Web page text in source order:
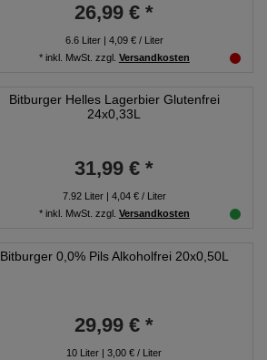
26,99 € *
6.6Liter| 4,09 € / Liter
* inkl. MwSt. zzgl. Versandkosten
Bitburger Helles Lagerbier Glutenfrei
24x0,33L
31,99 € *
7.92Liter| 4,04 € / Liter
* inkl. MwSt. zzgl. Versandkosten
Bitburger 0,0% Pils Alkoholfrei 20x0,50L
29,99 € *
10 Liter | 3,00 € / Liter